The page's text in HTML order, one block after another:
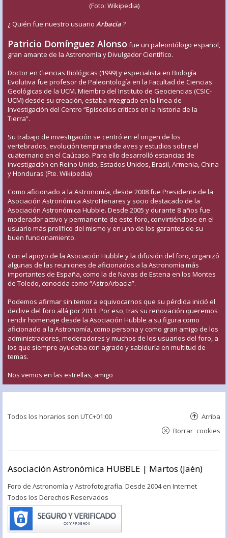
(Foto: Wikipedia)
¿ Quién fue nuestro usuario Arbacia?
Patricio Domínguez Alonso fue un paleontólogo español,
gran amante de la Astronomía y Divulgador Científico.
Doctor en Ciencias Biológicas (1999) y especialista en Biología
Evolutiva fue profesor de Paleontología en la Facultad de Ciencias
Geológicas de la UCM. Miembro del Instituto de Geociencias (CSIC-
UCM) desde su creación, estaba integrado en la línea de
Investigación del Centro “Episodios críticos en la historia de la
Tierra”.
Su trabajo de investigación se centró en el origen de los
vertebrados, evolución temprana de aves y estudios sobre el
cuaternario en el Caúcaso. Para ello desarrolló estancias de
investigación en Reino Unido, Estados Unidos, Brasil, Armenia, China
y Honduras (Fte. Wikipedia)
Como aficionado a la Astronomía, desde 2008 fue Presidente de la
Asociación Astronómica AstroHenares y socio destacado de la
Asociación Astronómica Hubble. Desde 2005 y durante 8 años fue
moderador activo y permanente de este foro, convirtiéndose en el
usuario más prolífico del mismo y en uno de los garantes de su
buen funcionamiento.
Con el apoyo de la Asociación Hubble y la difusión del foro, organizó
algunas de las reuniones de aficionados a la Astronomía más
importantes de España, como la de Navas de Estena en los Montes
de Toledo, conocida como “AstroArbacia”.
Podemos afirmar sin temor a equivocarnos que su pérdida inició el
declive del foro allá por 2013. Por eso, tras su renovación queremos
rendir homenaje desde la Asociación Hubble a su figura como
aficionado a la Astronomía, como persona y como gran amigo de los
administradores, moderadores y muchos de los usuarios del foro, a
los que siempre ayudaba con agrado y sabiduría en multitud de
temas.
Nos vemos en las estrellas, amigo
Todos los horarios son UTC+01:00 Arriba
Borrar cookies
Asociación Astronómica HUBBLE | Martos (Jaén)
Foro de Astronomía y Astrofotografía. Desde 2004 en Internet
Todos los Derechos Reservados